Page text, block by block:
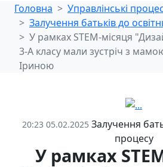
Головна
Управлінські
Залучення батьків до
У рамках STEM-місяця
3-А класу мали зустріч з
Іриною
20:23 05.02.2025 Залучення
процесу
У рамках